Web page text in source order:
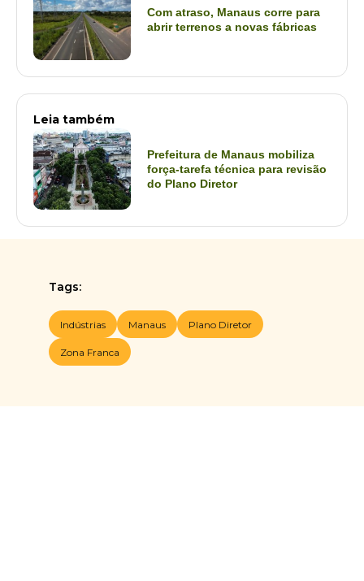
Com atraso, Manaus corre para
abrir terrenos a novas fábricas
Leia também
Prefeitura de Manaus mobiliza
força-tarefa técnica para revisão
do Plano Diretor
Tags:
Indústrias Manaus Plano Diretor
Zona Franca